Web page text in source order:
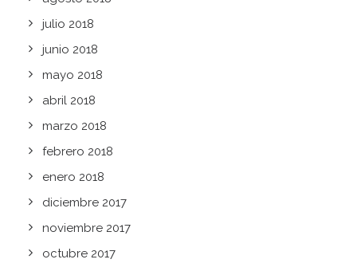
julio 2018
junio 2018
mayo 2018
abril 2018
marzo 2018
febrero 2018
enero 2018
diciembre 2017
noviembre 2017
octubre 2017